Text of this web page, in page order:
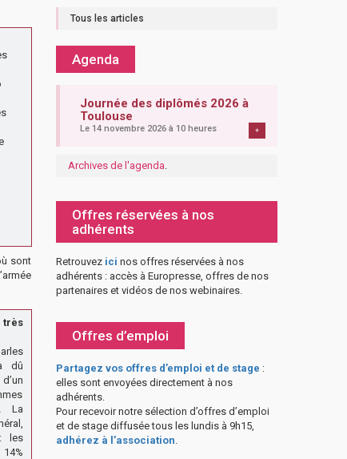
sont
dû
La
les
Tous les articles
Agenda
Journée des diplômés 2026 à
Toulouse
Le 14 novembre 2026 à 10 heures +
Archives de l'agenda.
Offres réservées à nos
adhérents
Retrouvez ici nos offres réservées à nos
adhérents : accès à Europresse, offres de nos
partenaires et vidéos de nos webinaires.
Offres d’emploi
Partagez vos offres d’emploi et de stage :
elles sont envoyées directement à nos
adhérents.
Pour recevoir notre sélection d’offres d’emploi
et de stage diffusée tous les lundis à 9h15,
adhérez à l’association.